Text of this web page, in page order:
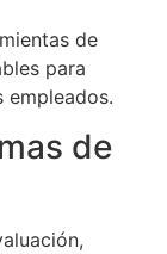
de
para
empleados.
de